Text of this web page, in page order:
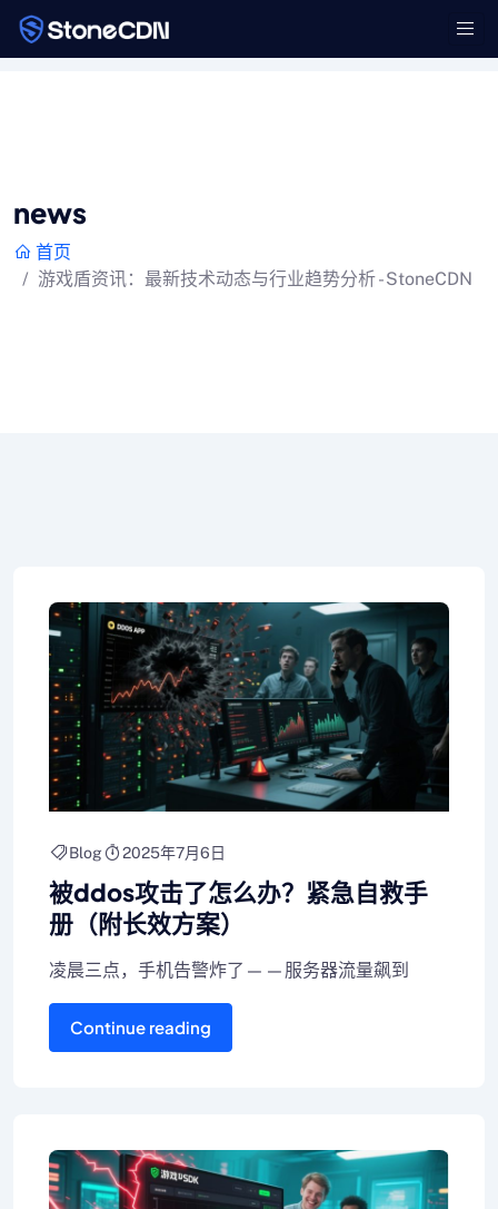
news
首页
游戏盾资讯：最新技术动态与行业趋势分析 - StoneCDN
Blog 2025年7月6日
被ddos攻击了怎么办？紧急自救手
册（附长效方案）
凌晨三点，手机告警炸了——服务器流量飙到
Continue reading